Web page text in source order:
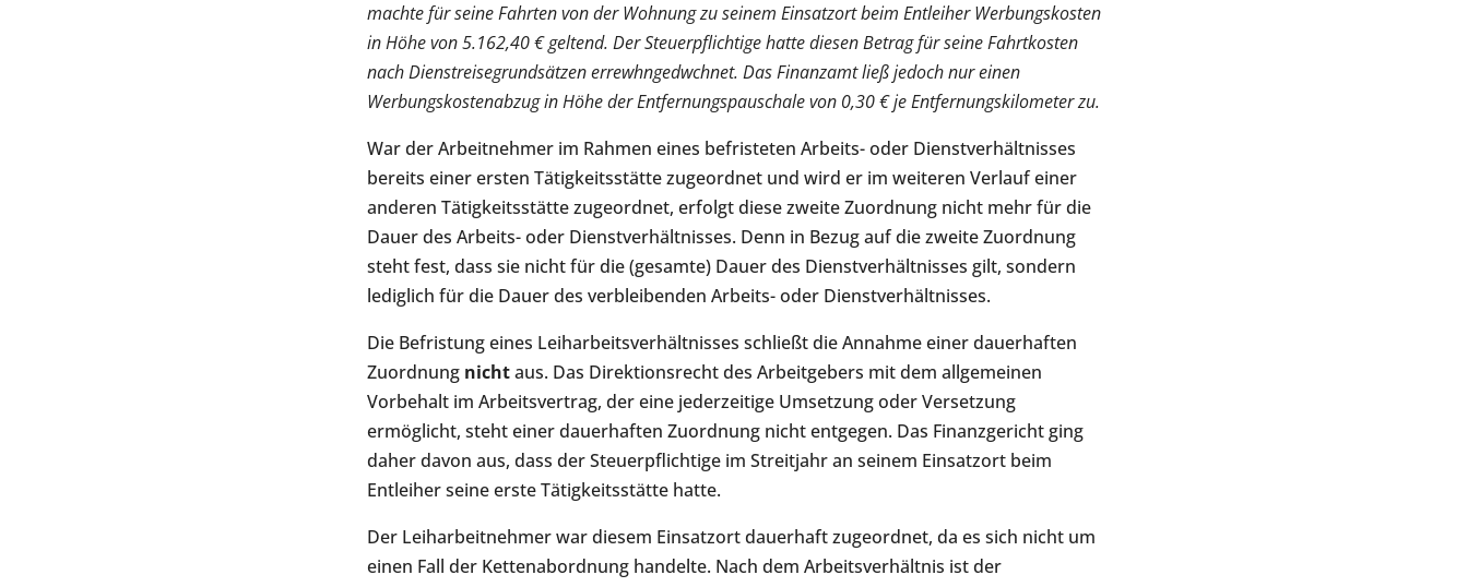
machte für seine Fahrten von der Wohnung zu seinem Einsatzort beim Entleiher Werbungskosten
in Höhe von 5.162,40 € geltend. Der Steuerpflichtige hatte diesen Betrag für seine Fahrtkosten
nach Dienstreisegrundsätzen errewhngedwchnet. Das Finanzamt ließ jedoch nur einen
Werbungskostenabzug in Höhe der Entfernungspauschale von 0,30 € je Entfernungskilometer zu.
War der Arbeitnehmer im Rahmen eines befristeten Arbeits- oder Dienstverhältnisses
bereits einer ersten Tätigkeitsstätte zugeordnet und wird er im weiteren Verlauf einer
anderen Tätigkeitsstätte zugeordnet, erfolgt diese zweite Zuordnung nicht mehr für die
Dauer des Arbeits- oder Dienstverhältnisses. Denn in Bezug auf die zweite Zuordnung
steht fest, dass sie nicht für die (gesamte) Dauer des Dienstverhältnisses gilt, sondern
lediglich für die Dauer des verbleibenden Arbeits- oder Dienstverhältnisses.
Die Befristung eines Leiharbeitsverhältnisses schließt die Annahme einer dauerhaften
Zuordnung nichtaus. Das Direktionsrecht des Arbeitgebers mit dem allgemeinen
Vorbehalt im Arbeitsvertrag, der eine jederzeitige Umsetzung oder Versetzung
ermöglicht, steht einer dauerhaften Zuordnung nicht entgegen. Das Finanzgericht ging
daher davon aus, dass der Steuerpflichtige im Streitjahr an seinem Einsatzort beim
Entleiher seine erste Tätigkeitsstätte hatte.
Der Leiharbeitnehmer war diesem Einsatzort dauerhaft zugeordnet, da es sich nicht um
einen Fall der Kettenabordnung handelte. Nach dem Arbeitsverhältnis ist der